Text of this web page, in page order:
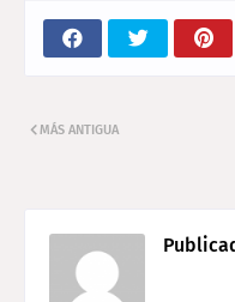
MÁS ANTIGUA